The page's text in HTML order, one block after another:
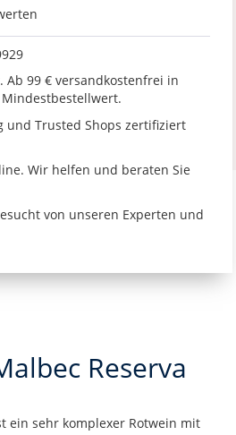
Ab 99 € versandkostenfrei in
und Trusted Shops zertifiziert
Wir helfen und beraten Sie
von unseren Experten und
Reserva
ein sehr komplexer Rotwein mit